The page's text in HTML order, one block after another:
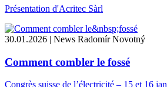
Présentation d'Acritec Sàrl
30.01.2026 | News Radomír Novotný
Comment combler le fossé
Congrès suisse de l’électricité – 15 et 16